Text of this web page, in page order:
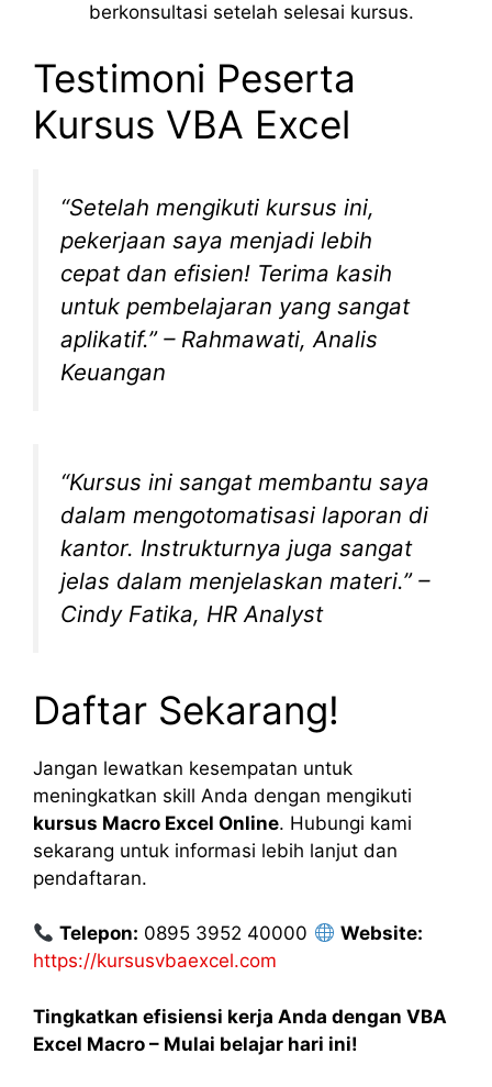
berkonsultasi setelah selesai kursus.
Testimoni Peserta
Kursus VBA Excel
“Setelah mengikuti kursus ini,
pekerjaan saya menjadi lebih
cepat dan efisien! Terima kasih
untuk pembelajaran yang sangat
aplikatif.” – Rahmawati, Analis
Keuangan
“Kursus ini sangat membantu saya
dalam mengotomatisasi laporan di
kantor. Instrukturnya juga sangat
jelas dalam menjelaskan materi.” –
Cindy Fatika, HR Analyst
Daftar Sekarang!
Jangan lewatkan kesempatan untuk
meningkatkan skill Anda dengan mengikuti
kursus Macro Excel Online. Hubungi kami
sekarang untuk informasi lebih lanjut dan
pendaftaran.
Telepon: 0895 3952 40000
Website:
https://kursusvbaexcel.com
Tingkatkan efisiensi kerja Anda dengan VBA
Excel Macro – Mulai belajar hari ini!